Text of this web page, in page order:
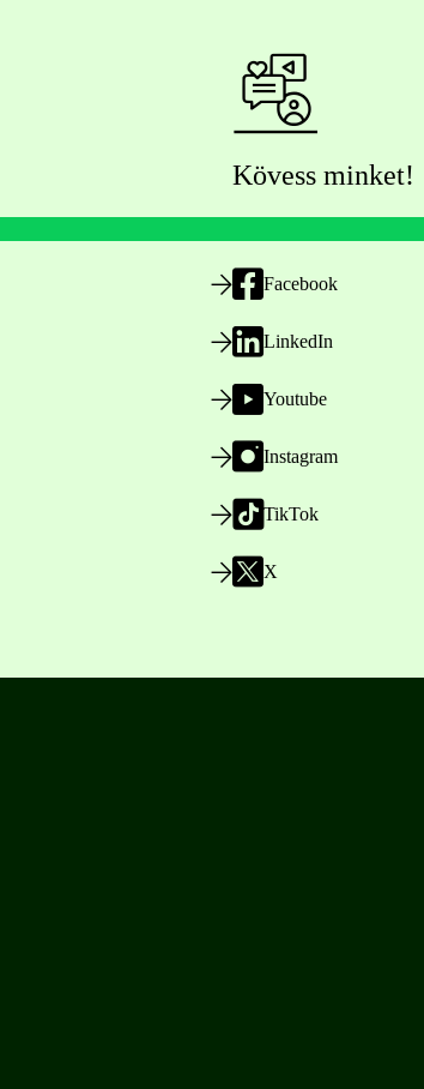
Kövess minket!
Facebook
LinkedIn
Youtube
Instagram
TikTok
X